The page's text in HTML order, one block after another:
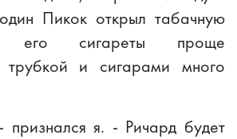
Пикок открыл табачную
его сигареты проще
трубкой и сигарами много
признался я. - Ричард будет